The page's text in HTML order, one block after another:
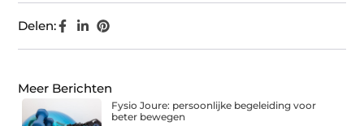
Delen:
Meer Berichten
Fysio Joure: persoonlijke begeleiding voor
beter bewegen